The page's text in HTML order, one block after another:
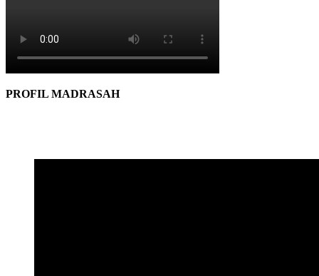
PROFIL MADRASAH